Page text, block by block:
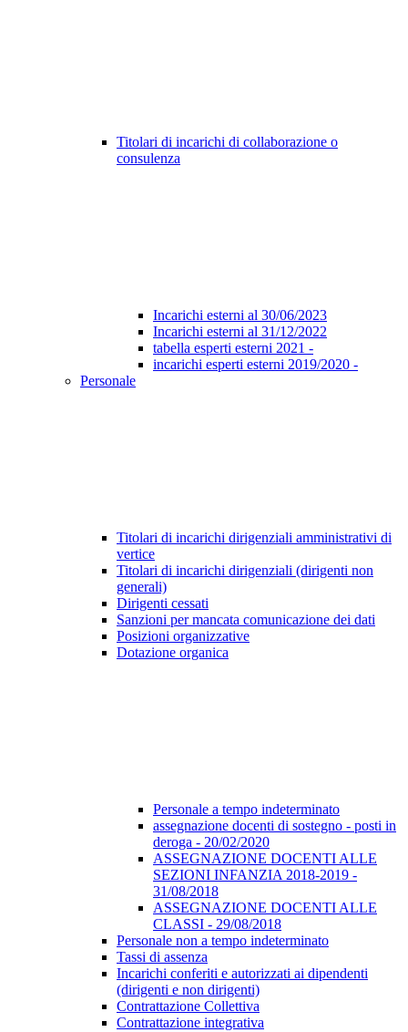
Titolari di incarichi di collaborazione o
consulenza
Incarichi esterni al 30/06/2023
Incarichi esterni al 31/12/2022
tabella esperti esterni 2021 -
incarichi esperti esterni 2019/2020 -
Personale
Titolari di incarichi dirigenziali amministrativi di
vertice
Titolari di incarichi dirigenziali (dirigenti non
generali)
Dirigenti cessati
Sanzioni per mancata comunicazione dei dati
Posizioni organizzative
Dotazione organica
Personale a tempo indeterminato
assegnazione docenti di sostegno - posti in
deroga - 20/02/2020
ASSEGNAZIONE DOCENTI ALLE
SEZIONI INFANZIA 2018-2019 -
31/08/2018
ASSEGNAZIONE DOCENTI ALLE
CLASSI - 29/08/2018
Personale non a tempo indeterminato
Tassi di assenza
Incarichi conferiti e autorizzati ai dipendenti
(dirigenti e non dirigenti)
Contrattazione Collettiva
Contrattazione integrativa